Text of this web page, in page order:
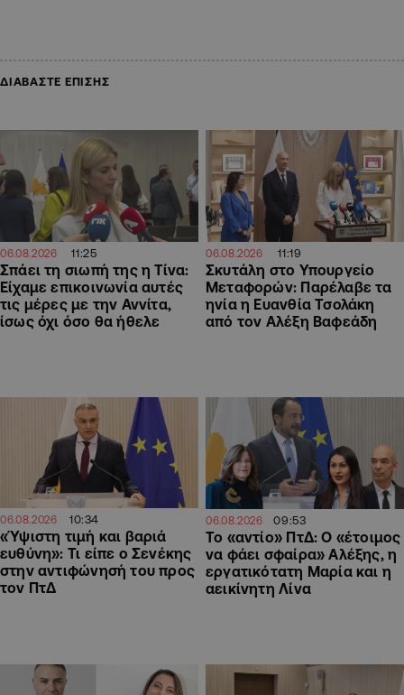
ΔΙΑΒΑΣΤΕ ΕΠΙΣΗΣ
06.08.2026 11:25
Σπάει τη σιωπή της η Τίνα:
Είχαμε επικοινωνία αυτές
τις μέρες με την Αννίτα,
ίσως όχι όσο θα ήθελε
06.08.2026 11:19
Σκυτάλη στο Υπουργείο
Μεταφορών: Παρέλαβε τα
ηνία η Ευανθία Τσολάκη
από τον Αλέξη Βαφεάδη
06.08.2026 10:34
«Ύψιστη τιμή και βαριά
ευθύνη»: Τι είπε ο Σενέκης
στην αντιφώνησή του προς
τον ΠτΔ
06.08.2026 09:53
Το «αντίο» ΠτΔ: Ο «έτοιμος
να φάει σφαίρα» Αλέξης, η
εργατικότατη Μαρία και η
αεικίνητη Λίνα